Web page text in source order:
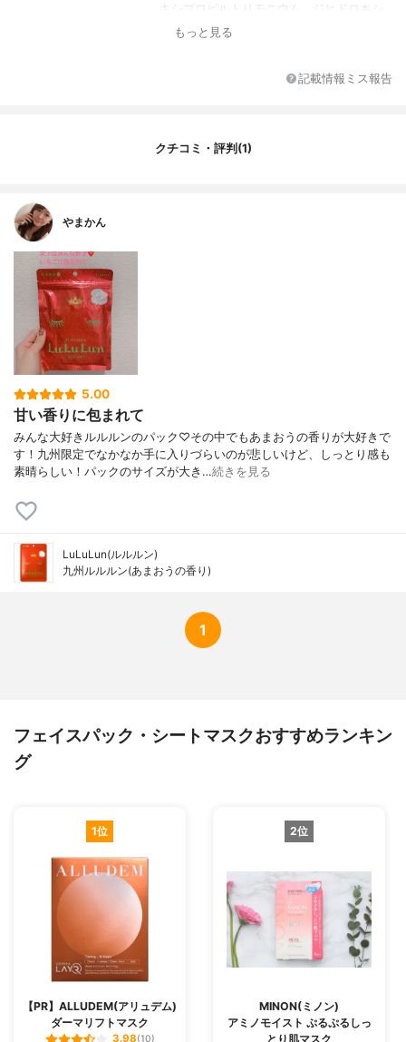
キシプロピルトリモニウム、ジヒドロキシ
プロピルアルギニンHCl、セラミドAP、セ
ヒマシ油、キサンタンガム、クエン酸、ク
内容量のバリエーション
もっと見る
記載情報ミス報告
クチコミ・評判(1)
やまかん
5.00
甘い香りに包まれて
みんな大好きルルルンのパック♡その中でもあまおうの香りが大好きで
す！九州限定でなかなか手に入りづらいのが悲しいけど、しっとり感も
素晴らしい！パックのサイズが大き…続きを見る
LuLuLun(ルルルン)
九州ルルルン(あまおうの香り)
1
フェイスパック・シートマスクおすすめランキン
グ
1位
【PR】ALLUDEM(アリュデム)
ダーマリフトマスク
3.98(10)
2位
MINON(ミノン)
アミノモイスト ぷるぷるしっ
とり肌マスク